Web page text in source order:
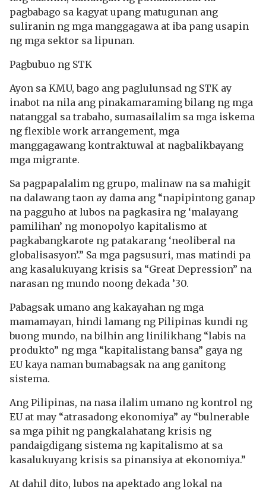
pagbabago sa kagyat upang matugunan ang
suliranin ng mga manggagawa at iba pang usapin
ng mga sektor sa lipunan.
Pagbubuo ng STK
Ayon sa KMU, bago ang paglulunsad ng STK ay
inabot na nila ang pinakamaraming bilang ng mga
natanggal sa trabaho, sumasailalim sa mga iskema
ng flexible work arrangement, mga
manggagawang kontraktuwal at nagbalikbayang
mga migrante.
Sa pagpapalalim ng grupo, malinaw na sa mahigit
na dalawang taon ay dama ang “napipintong ganap
na pagguho at lubos na pagkasira ng ‘malayang
pamilihan’ ng monopolyo kapitalismo at
pagkabangkarote ng patakarang ‘neoliberal na
globalisasyon’.” Sa mga pagsusuri, mas matindi pa
ang kasalukuyang krisis sa “Great Depression” na
narasan ng mundo noong dekada ’30.
Pabagsak umano ang kakayahan ng mga
mamamayan, hindi lamang ng Pilipinas kundi ng
buong mundo, na bilhin ang linilikhang “labis na
produkto” ng mga “kapitalistang bansa” gaya ng
EU kaya naman bumabagsak na ang ganitong
sistema.
Ang Pilipinas, na nasa ilalim umano ng kontrol ng
EU at may “atrasadong ekonomiya” ay “bulnerable
sa mga pihit ng pangkalahatang krisis ng
pandaigdigang sistema ng kapitalismo at sa
kasalukuyang krisis sa pinansiya at ekonomiya.”
At dahil dito, lubos na apektado ang lokal na